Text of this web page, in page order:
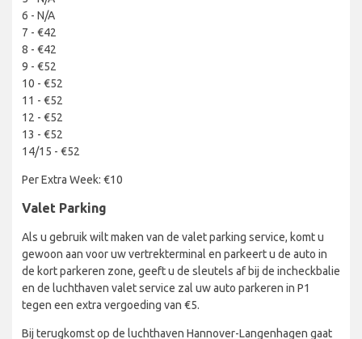
6 - N/A
7 - €42
8 - €42
9 - €52
10 - €52
11 - €52
12 - €52
13 - €52
14/15 - €52
Per Extra Week: €10
Valet Parking
Als u gebruik wilt maken van de valet parking service, komt u
gewoon aan voor uw vertrekterminal en parkeert u de auto in
de kort parkeren zone, geeft u de sleutels af bij de incheckbalie
en de luchthaven valet service zal uw auto parkeren in P1
tegen een extra vergoeding van €5.
Bij terugkomst op de luchthaven Hannover-Langenhagen gaat